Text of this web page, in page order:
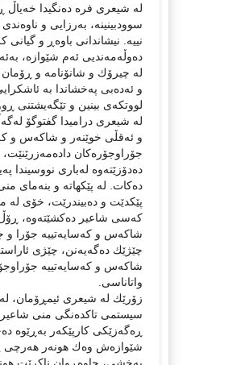
لە شیعری فرە دەنگیدا خەیاڵ
سوودبینینە، بەرزایی و ناوەندی
نییە. نیشاندانی باوەڕ و گیانی
دەوڵەمەندیی ئەم شێوازە،
لە چیرۆك و شانۆنامە و ڕۆمان
و ئەدەبی پەخشاندا بە
لووتكەی بینین و تێگەیشتنی
لە شیعری درامیدا گفتوگۆ
و ئەقڵی خوێنەر و شاكەس و
جۆراوجۆرەكان دادەمەزرێنێت،
دەدۆزێتەوە لەباری نووسیندا
دەكات. لە پێكهاتە و بنەمای
پێكدێت و دەبیندرێت، خۆی لە
كەسی شاعیر دەكشێتەوە،
شاكەس و كەسایەتییە جۆرا و
چێژێك دەگەیەنن، چێژی
شاكەس و كەسایەتییە
واتاناسی.
زۆرێك لە شیعری ئیمڕۆمان،
سیستمی تاكدەنگی منی
ڕەگەزێكی كارپێكەر بەڕێوە
شێوازەش وەك هونەر هەرچی
بەخشی، چاوەڕوان ناكرێت